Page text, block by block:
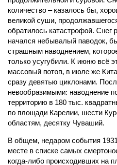
количество – казалось бы,
великой суши,
обратилось катастрофой. Снег
начался небывалый паводок,
страшным наводнением,
только усугубили. К июню всё
массовый потоп, в июле же
сразу девятью циклонами.
невообразимыми: наводнение
территорию в 180 тыс.
по площади Карелии, шести
областям, десятку Чуваший.
В общем, недаром события
месте в списке самых
когда-либо происходивших на